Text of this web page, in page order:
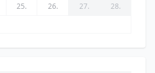
25. 26. 27.
28.